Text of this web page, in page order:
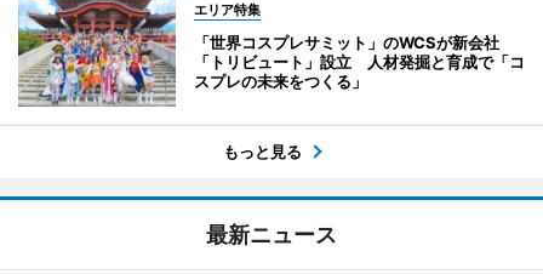
エリア特集
「世界コスプレサミット」のWCSが新会社
「トリビュート」設立 人材発掘と育成で「コ
スプレの未来をつくる」
もっと見る
最新ニュース